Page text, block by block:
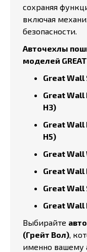
сохраняя
включая
безопасности.
Авточехлы
моделей
Great Wall
Great Wall
Н3)
Great Wall
Н5)
Great Wall
Great Wall
Great Wall
Great Wall
Выбирайте
(Грейт Вол),
именно вашему